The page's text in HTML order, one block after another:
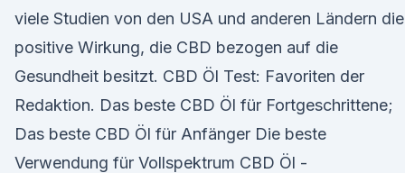
viele Studien von den USA und anderen Ländern die
positive Wirkung, die CBD bezogen auf die
Gesundheit besitzt. CBD Öl Test: Favoriten der
Redaktion. Das beste CBD Öl für Fortgeschrittene;
Das beste CBD Öl für Anfänger Die beste
Verwendung für Vollspektrum CBD Öl -